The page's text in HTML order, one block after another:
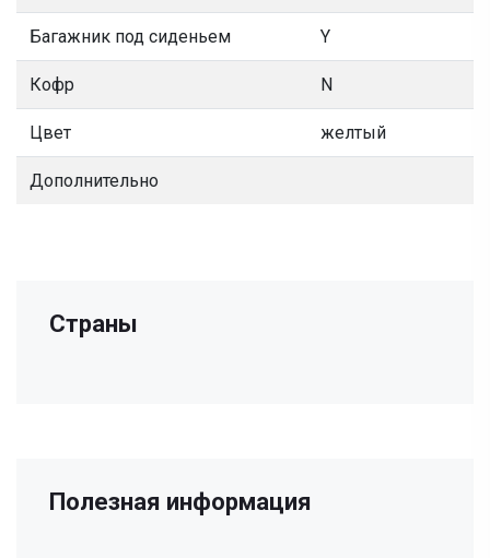
Багажник под сиденьем Y
Кофр N
Цвет желтый
Дополнительно
Страны
Полезная информация